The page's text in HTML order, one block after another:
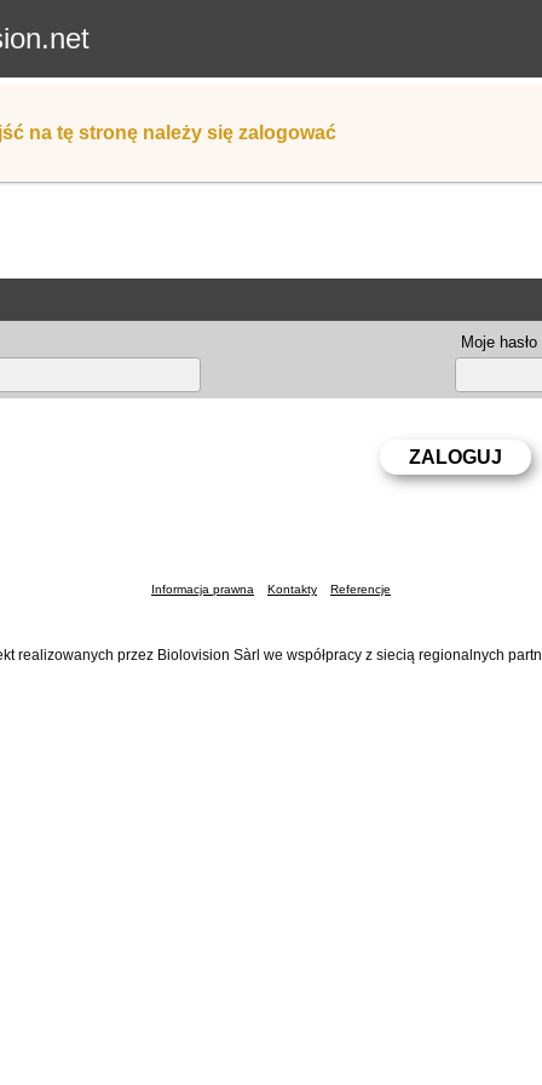
na tę stronę należy się zalogować
Moje hasło
Informacja prawna Kontakty Referencje
realizowanych przez Biolovision Sàrl we współpracy z siecią regionalnych